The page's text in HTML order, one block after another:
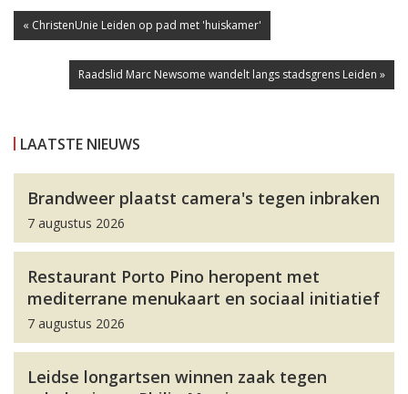
« ChristenUnie Leiden op pad met 'huiskamer'
Raadslid Marc Newsome wandelt langs stadsgrens Leiden »
LAATSTE NIEUWS
Brandweer plaatst camera's tegen inbraken
7 augustus 2026
Restaurant Porto Pino heropent met
mediterrane menukaart en sociaal initiatief
7 augustus 2026
Leidse longartsen winnen zaak tegen